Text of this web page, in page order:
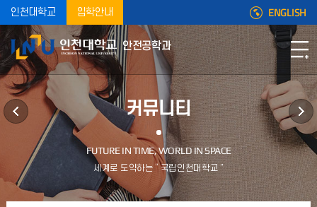
인천대학교 입학안내 ENGLISH
안전공학과
커뮤니티